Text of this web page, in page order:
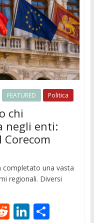
FEATURED Politica
chi
negli enti:
Corecom
completato una vasta
regionali. Diversi
R Li C